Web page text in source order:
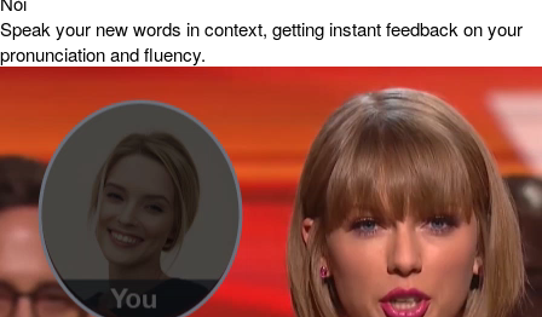
Speak your new words in context, getting instant feedback on your
pronunciation and fluency.